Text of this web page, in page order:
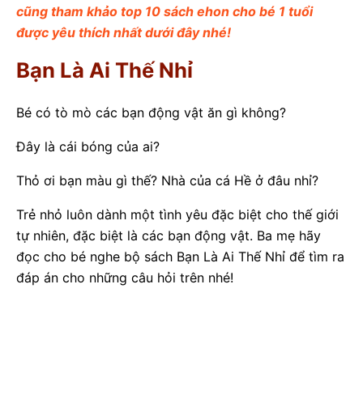
cũng tham khảo top 10 sách ehon cho bé 1 tuổi
được yêu thích nhất dưới đây nhé!
Bạn Là Ai Thế Nhỉ
Bé có tò mò các bạn động vật ăn gì không?
Đây là cái bóng của ai?
Thỏ ơi bạn màu gì thế? Nhà của cá Hề ở đâu nhỉ?
Trẻ nhỏ luôn dành một tình yêu đặc biệt cho thế giới
tự nhiên, đặc biệt là các bạn động vật. Ba mẹ hãy
đọc cho bé nghe bộ sách Bạn Là Ai Thế Nhỉ để tìm ra
đáp án cho những câu hỏi trên nhé!